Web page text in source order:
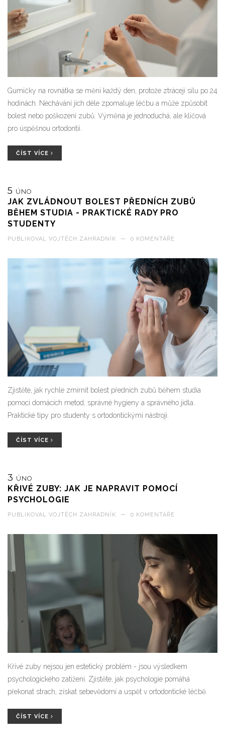
Gumičky na rovnátka se mění každý den, protože ztrácejí sílu po 24
hodinách. Nechávání jich déle zpomaluje léčbu a může způsobit
bolest nebo poškození zubů. Výměna je jednoduchá, ale klíčová
pro úspěšnou ortodontii.
ČÍST VÍCE
5 ÚNO
JAK ZVLÁDNOUT BOLEST PŘEDNÍCH ZUBŮ
BĚHEM STUDIA - PRAKTICKÉ RADY PRO
STUDENTY
PUBLIKOVAL VOJTĚCH ZAHRADNÍK — 0 KOMENTÁŘE
Zjistěte, jak rychle zmírnit bolest předních zubů během studia
pomocí domácích metod, správné hygieny a správného jídla.
Praktické tipy pro studenty s ortodontickými nástroji.
ČÍST VÍCE
3 ÚNO
KŘIVÉ ZUBY: JAK JE NAPRAVIT POMOCÍ
PSYCHOLOGIE
PUBLIKOVAL VOJTĚCH ZAHRADNÍK — 0 KOMENTÁŘE
Křivé zuby nejsou jen estetický problém - jsou výsledkem
psychologického zatížení. Zjistěte, jak psychologie pomáhá
překonat strach, získat sebevědomí a uspět v ortodontické léčbě.
ČÍST VÍCE